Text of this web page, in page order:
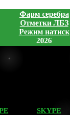
Фарм серебра
Отметки ЛБЗ
Режим натиск
2026
SKYPE